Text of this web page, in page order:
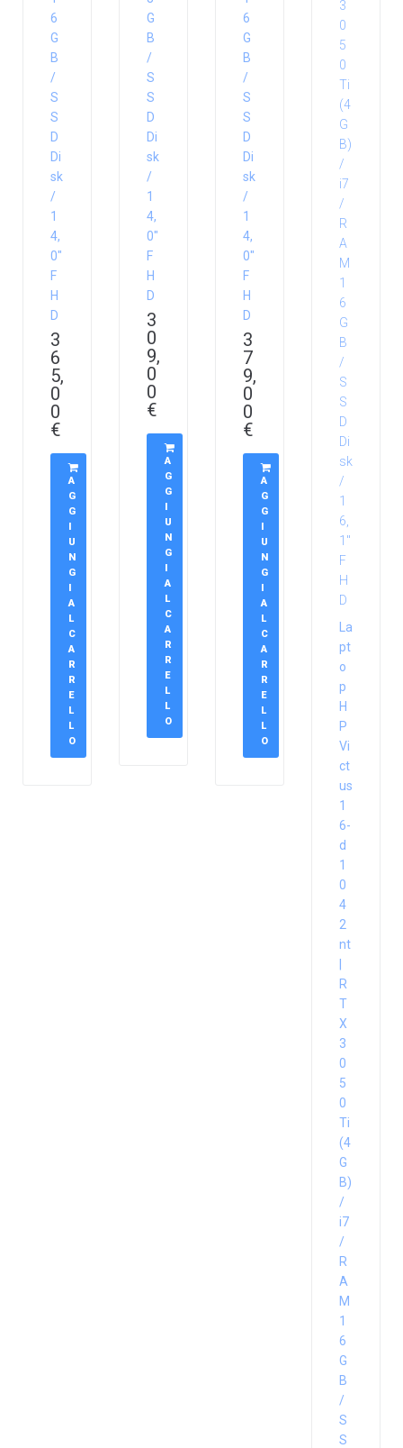
6
G
B
/
S
S
D
Di
sk
/
1
4,
0″
F
H
D
3
6
5,
0
0
€
A
G
G
I
U
N
G
I
A
L
C
A
R
R
E
L
L
O
G
B
/
S
S
D
Di
sk
/
1
4,
0″
F
H
D
3
0
9,
0
0
€
A
G
G
I
U
N
G
I
A
L
C
A
R
R
E
L
L
O
6
G
B
/
S
S
D
Di
sk
/
1
4,
0″
F
H
D
3
7
9,
0
0
€
A
G
G
I
U
N
G
I
A
L
C
A
R
R
E
L
L
O
La
pt
o
p
H
P
Vi
ct
us
1
6-
d
1
0
4
2
nt
R
T
X
3
0
5
0
Ti
(4
G
B)
/
i7
/
R
A
M
1
6
G
B
/
S
S